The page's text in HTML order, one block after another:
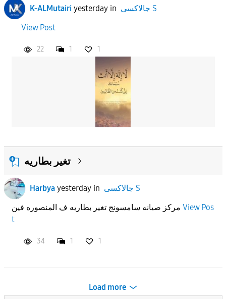
K-ALMutairi yesterdayin
جالاكسى S
View Post
22 1 1
تغير بطاريه
Harbya yesterdayin
جالاكسى S
View Pos
t
34 1 1
Load more